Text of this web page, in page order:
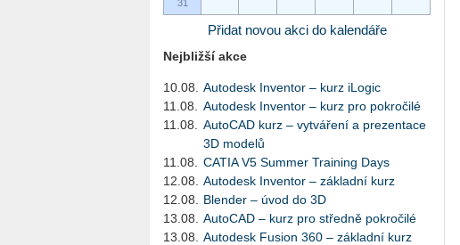
31
Přidat novou akci do kalendáře
Nejbližší akce
10.08.
Autodesk Inventor – kurz iLogic
11.08.
Autodesk Inventor – kurz pro pokročilé
11.08.
AutoCAD kurz – vytváření a prezentace
3D modelů
11.08.
CATIA V5 Summer Training Days
12.08.
Autodesk Inventor – základní kurz
12.08.
Blender – úvod do 3D
13.08.
AutoCAD – kurz pro středně pokročilé
13.08.
Autodesk Fusion 360 – základní kurz